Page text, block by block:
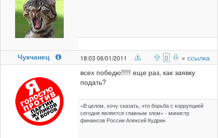
Чукчанец 18:03 06/01/2011 0 » ссылка
всех победю!!!!! еще раз, как заявку
подать?
«В целом, хочу сказать, что борьба с коррупцией
сегодня является главным злом» - министр
финансов России Алексей Кудрин